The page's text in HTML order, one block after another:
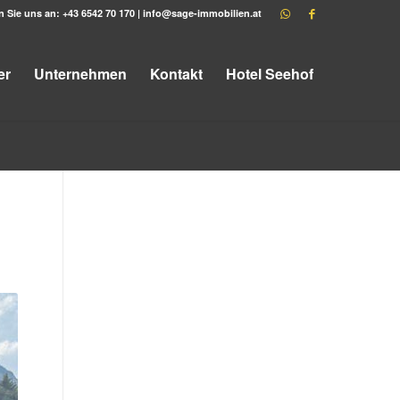
Sie uns an: +43 6542 70 170 | info@sage-immobilien.at
Unternehmen Kontakt Hotel Seehof